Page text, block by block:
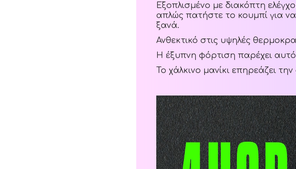
Εξοπλισμένο με διακόπτη
απλώς πατήστε το κουμπί για
ξανά.
Ανθεκτικό στις υψηλές
Η έξυπνη φόρτιση παρέχει
Το χάλκινο μανίκι επηρεάζει